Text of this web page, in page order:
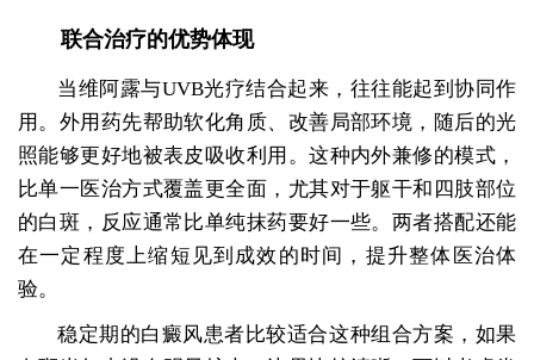
联合治疗的优势体现
当维阿露与UVB光疗结合起来，往往能起到协同作
用。外用药先帮助软化角质、改善局部环境，随后的光
照能够更好地被表皮吸收利用。这种内外兼修的模式，
比单一医治方式覆盖更全面，尤其对于躯干和四肢部位
的白斑，反应通常比单纯抹药要好一些。两者搭配还能
在一定程度上缩短见到成效的时间，提升整体医治体
验。
稳定期的白癜风患者比较适合这种组合方案，如果